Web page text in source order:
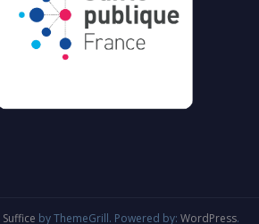
Suffice by ThemeGrill. Powered by: WordPress.